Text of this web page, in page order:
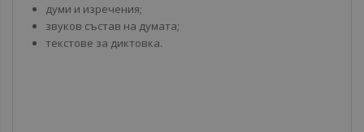
думи и изречения;
звуков състав на думата;
текстове за диктовка.